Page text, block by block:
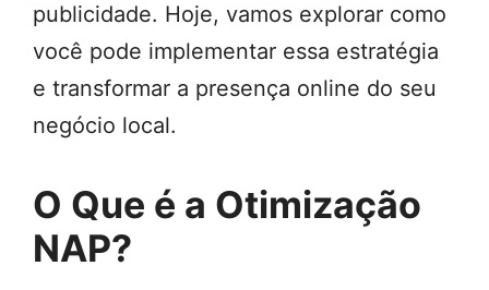
publicidade. Hoje, vamos explorar como
você pode implementar essa estratégia
e transformar a presença online do seu
negócio local.
O Que é a Otimização
NAP?